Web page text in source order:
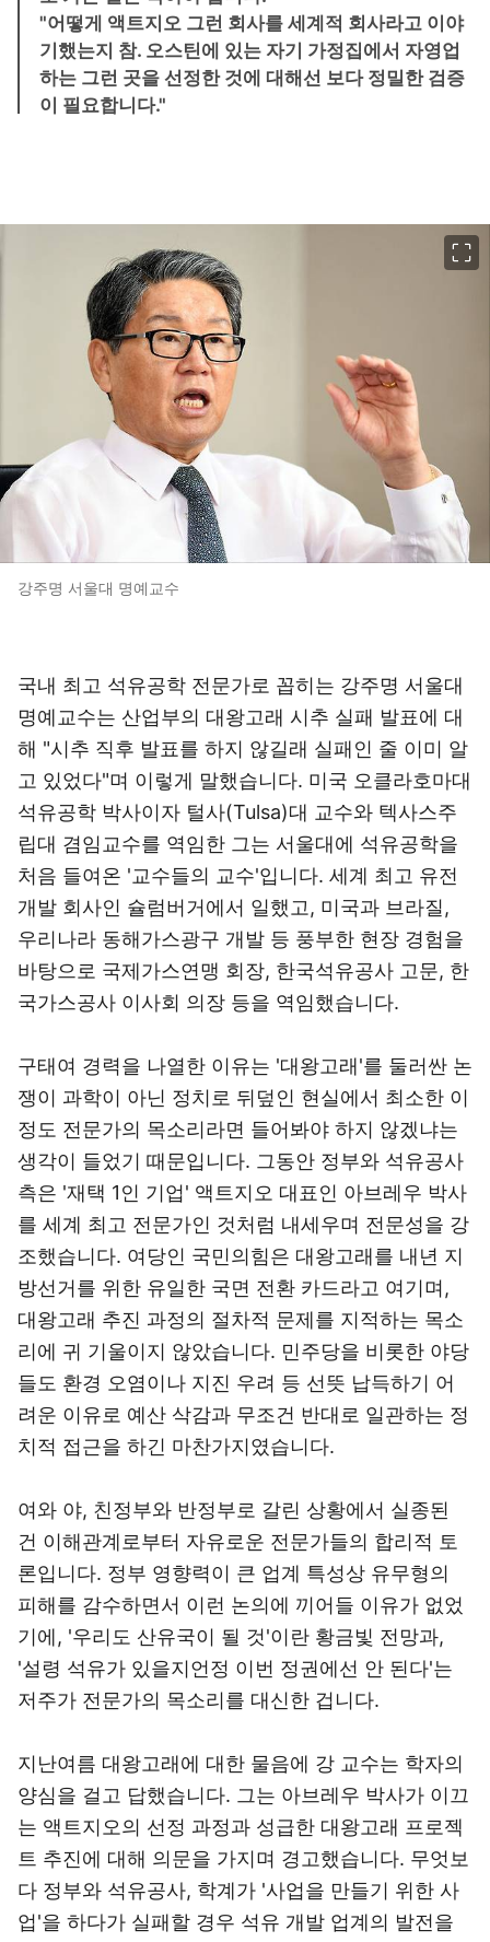
"어떻게 액트지오 그런 회사를 세계적 회사라고 이야
기했는지 참. 오스틴에 있는 자기 가정집에서 자영업
하는 그런 곳을 선정한 것에 대해선 보다 정밀한 검증
이 필요합니다."
강주명 서울대 명예교수
국내 최고 석유공학 전문가로 꼽히는 강주명 서울대
명예교수는 산업부의 대왕고래 시추 실패 발표에 대
해 "시추 직후 발표를 하지 않길래 실패인 줄 이미 알
고 있었다"며 이렇게 말했습니다. 미국 오클라호마대
석유공학 박사이자 털사(Tulsa)대 교수와 텍사스주
립대 겸임교수를 역임한 그는 서울대에 석유공학을
처음 들여온 '교수들의 교수'입니다. 세계 최고 유전
개발 회사인 슐럼버거에서 일했고, 미국과 브라질,
우리나라 동해가스광구 개발 등 풍부한 현장 경험을
바탕으로 국제가스연맹 회장, 한국석유공사 고문, 한
국가스공사 이사회 의장 등을 역임했습니다.
구태여 경력을 나열한 이유는 '대왕고래'를 둘러싼 논
쟁이 과학이 아닌 정치로 뒤덮인 현실에서 최소한 이
정도 전문가의 목소리라면 들어봐야 하지 않겠냐는
생각이 들었기 때문입니다. 그동안 정부와 석유공사
측은 '재택 1인 기업' 액트지오 대표인 아브레우 박사
를 세계 최고 전문가인 것처럼 내세우며 전문성을 강
조했습니다. 여당인 국민의힘은 대왕고래를 내년 지
방선거를 위한 유일한 국면 전환 카드라고 여기며,
대왕고래 추진 과정의 절차적 문제를 지적하는 목소
리에 귀 기울이지 않았습니다. 민주당을 비롯한 야당
들도 환경 오염이나 지진 우려 등 선뜻 납득하기 어
려운 이유로 예산 삭감과 무조건 반대로 일관하는 정
치적 접근을 하긴 마찬가지였습니다.
여와 야, 친정부와 반정부로 갈린 상황에서 실종된
건 이해관계로부터 자유로운 전문가들의 합리적 토
론입니다. 정부 영향력이 큰 업계 특성상 유무형의
피해를 감수하면서 이런 논의에 끼어들 이유가 없었
기에, '우리도 산유국이 될 것'이란 황금빛 전망과,
'설령 석유가 있을지언정 이번 정권에선 안 된다'는
저주가 전문가의 목소리를 대신한 겁니다.
지난여름 대왕고래에 대한 물음에 강 교수는 학자의
양심을 걸고 답했습니다. 그는 아브레우 박사가 이끄
는 액트지오의 선정 과정과 성급한 대왕고래 프로젝
트 추진에 대해 의문을 가지며 경고했습니다. 무엇보
다 정부와 석유공사, 학계가 '사업을 만들기 위한 사
업'을 하다가 실패할 경우 석유 개발 업계의 발전을